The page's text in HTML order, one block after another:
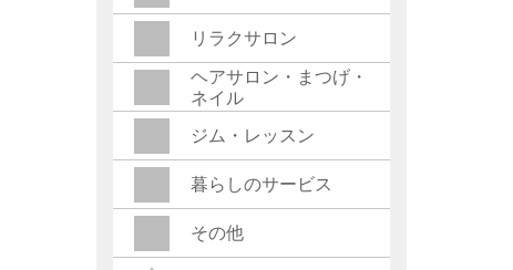
リラクサロン
ヘアサロン・まつげ・
ネイル
ジム・レッスン
暮らしのサービス
その他